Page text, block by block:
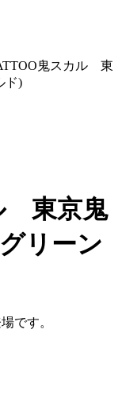
鬼スカル 東
ド)
東京鬼
リーン
です。